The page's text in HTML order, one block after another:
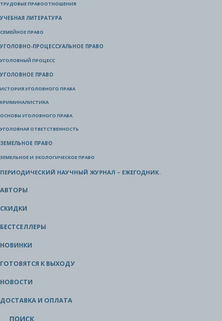
ТРУДОВЫЕ ПРАВООТНОШЕНИЯ
УЧЕБНАЯ ЛИТЕРАТУРА
СЕМЕЙНОЕ ПРАВО
УГОЛОВНО-ПРОЦЕССУАЛЬНОЕ ПРАВО
УГОЛОВНЫЙ ПРОЦЕСС
УГОЛОВНОЕ ПРАВО
ИСТОРИЯ УГОЛОВНОГО ПРАВА
КРИМИНАЛИСТИКА
ОСНОВЫ УГОЛОВНОГО ПРАВА
УГОЛОВНАЯ ОТВЕТСТВЕННОСТЬ
ЗЕМЕЛЬНОЕ ПРАВО
ЗЕМЕЛЬНОЕ И ЭКОЛОГИЧЕСКОЕ ПРАВО
ПЕРИОДИЧЕСКИЙ НАУЧНЫЙ ЖУРНАЛ – ЕЖЕГОДНИК.
АВТОРЫ
СКИДКИ
БЕСТСЕЛЛЕРЫ
НОВИНКИ
ГОТОВЯТСЯ К ВЫХОДУ
НОВОСТИ
ДОСТАВКА И ОПЛАТА
ПОИСК